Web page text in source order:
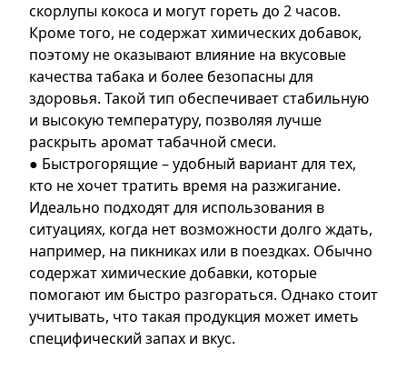
скорлупы кокоса и могут гореть до 2 часов.
Кроме того, не содержат химических добавок,
поэтому не оказывают влияние на вкусовые
качества табака и более безопасны для
здоровья. Такой тип обеспечивает стабильную
и высокую температуру, позволяя лучше
раскрыть аромат табачной смеси.
● Быстрогорящие – удобный вариант для тех,
кто не хочет тратить время на разжигание.
Идеально подходят для использования в
ситуациях, когда нет возможности долго ждать,
например, на пикниках или в поездках. Обычно
содержат химические добавки, которые
помогают им быстро разгораться. Однако стоит
учитывать, что такая продукция может иметь
специфический запах и вкус.